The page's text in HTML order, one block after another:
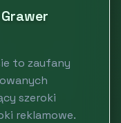
to zaufany
szeroki
reklamowe.